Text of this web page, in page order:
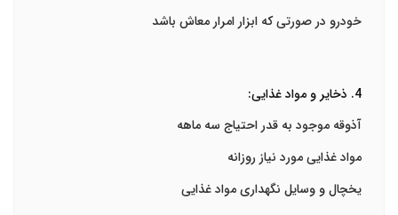
خودرو در صورتی که ابزار امرار معاش باشد
4. ذخایر و مواد غذایی:
آذوقه موجود به قدر احتیاج سه ماهه
مواد غذایی مورد نیاز روزانه
یخچال و وسایل نگهداری مواد غذایی